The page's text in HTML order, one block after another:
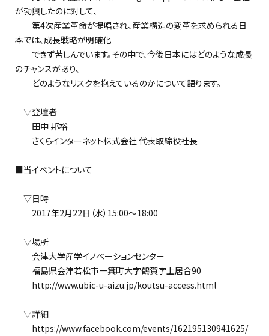
が勃興したのに対して、
第4次産業革命が提唱され、産業構造の変革を求められる日
本では、成長戦略が明確化
できず苦しんでいます。その中で、今後日本にはどのような成長
のチャンスがあり、
どのようなリスクを抱えているのかについて語ります。
▽登壇者
田中 邦裕
さくらインターネット株式会社 代表取締役社長
■当イベントについて
▽日時
2017年2月22日（水）15:00～18:00
▽場所
会津大学産学イノベーションセンター
福島県会津若松市一箕町大字鶴賀字上居合90
http://www.ubic-u-aizu.jp/koutsu-access.html
▽詳細
https://www.facebook.com/events/162195130941625/